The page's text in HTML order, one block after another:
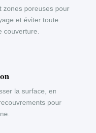
zones poreuses pour
et éviter toute
couverture.
la surface, en
pour